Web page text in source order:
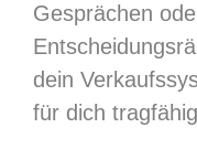
Gesprächen
dein
für dich